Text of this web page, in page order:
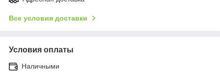
Все условия доставки
Условия оплаты
Наличными